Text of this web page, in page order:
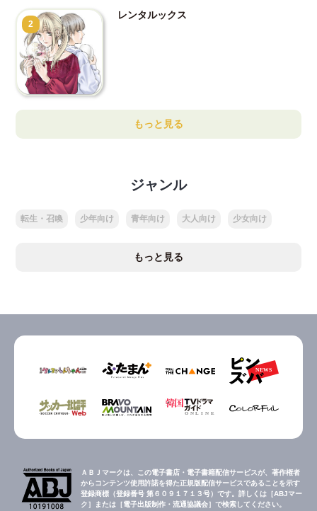
2
レンタルックス
もっと見る
ジャンル
転生・召喚 少年向け 青年向け 大人向け 少女向け
もっと見る
ＡＢＪマークは、この電子書店・電子書籍配信サービスが、著作権者
からコンテンツ使用許諾を得た正規版配信サービスであることを示す
登録商標（登録番号 第６０９１７１３号）です。詳しくは［ABJマー
ク］または［電子出版制作・流通協議会］で検索してください。